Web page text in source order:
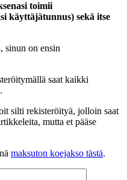
toimii
käyttäjätunnus) sekä itse
sinun on ensin
saat kaikki
silti rekisteröityä, jolloin saat
mutta et pääse
maksuton koejakso tästä.